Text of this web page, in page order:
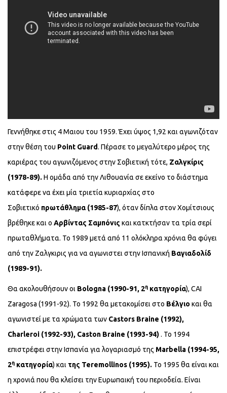
Γεννήθηκε στις 4 Μαιου του 1959. Έχει ύψος 1,92 και αγωνιζόταν
στην θέση του Point Guard. Πέρασε το μεγαλύτερο μέρος της
καριέρας του αγωνιζόμενος στην Σοβιετική τότε, Ζαλγκίρις
(1978-89). Η ομάδα από την Λιθουανία σε εκείνο το διάστημα
κατάφερε να έχει μία τριετία κυριαρχίας στο
Σοβιετικό πρωτάθλημα (1985-87), όταν δίπλα στον Χομίτσιους
βρέθηκε και ο Αρβίντας Σαμπόνις και κατκτήσαν τα τρία σερί
πρωταθλήματα. Το 1989 μετά από 11 ολόκληρα χρόνια θα φύγει
από την Ζαλγκιρις για να αγωνιστει στην Ισπανική Βαγιαδολίδ
(1989-91).
Θα ακολουθήσουν οι Bologna (1990-91, 2η κατηγορία), CAI
Zaragosa (1991-92). To 1992 θα μετακομίσει στο Βέλγιο και θα
αγωνιστεί με τα χρώματα των Castors Braine (1992),
Charleroi (1992-93), Caston Braine (1993-94). Το 1994
επιστρέφει στην Ισπανία για λογαριασμό της Marbella (1994-95,
2η κατηγορία) και της Teremollinos (1995). To 1995 θα είναι και
η χρονιά που θα κλείσει την Ευρωπαική του περιοδεία. Είναι